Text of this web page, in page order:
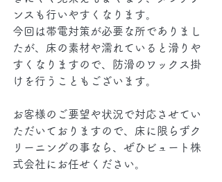
ンスも行いやすくなります。
今回は帯電対策が必要な所でありまし
たが、床の素材や濡れていると滑りや
すくなりますので、防滑のワックス掛
けを行うこともございます。
お客様のご要望や状況で対応させてい
ただいておりますので、床に限らずク
リーニングの事なら、ぜひビュート株
式会社にお任せください。